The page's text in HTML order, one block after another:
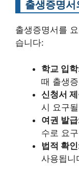
출생증명서
출생증명서를
습니다:
학교 입학
때 출생
신청서
시 요구
여권 발급
수로 요
법적 확인
사용됩니